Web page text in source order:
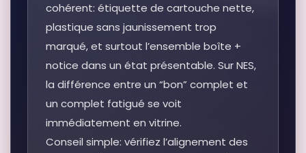
cohérent: étiquette de cartouche nette,
plastique sans jaunissement trop
marqué, et surtout l’ensemble boîte +
notice dans un état présentable. Sur NES,
la différence entre un “bon” complet et
un complet fatigué se voit
immédiatement en vitrine.
Conseil simple: vérifiez l’alignement des